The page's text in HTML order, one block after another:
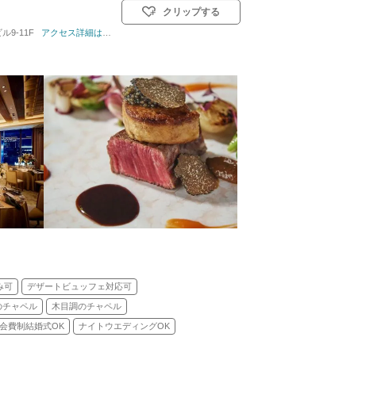
128名 挙式スタイル: 教会式(キリスト教式)／人前式／仏前式
9-11F アクセス詳細はこちら
クリップする
可 デザートビュッフェ対応可
チャペル 木目調のチャペル
会費制結婚式OK ナイトウエディングOK